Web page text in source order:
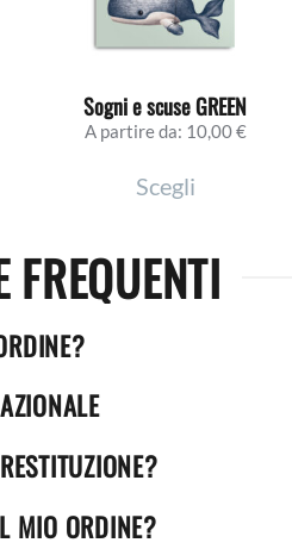
Sogni e scuse GREEN
A partire da: 10,00€
Scegliprodotto
più
varianti.
FREQUENTI
MIO ORDINE?